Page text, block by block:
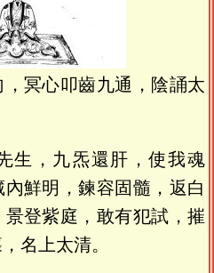
冥心叩齒九通，陰誦太
生，九炁還肝，使我魂
鮮明，鍊容固髓，返白
登紫庭，敢有犯試，摧
名上太清。